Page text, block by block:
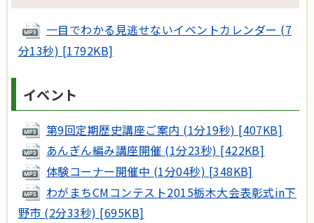
一目でわかる見逃せないイベントカレンダー (7
分13秒) [1792KB]
イベント
第9回定期歴史講座ご案内 (1分19秒) [407KB]
あんぎん編み講座開催 (1分23秒) [422KB]
体験コーナー開催中 (1分04秒) [348KB]
わがまちCMコンテスト2015栃木大会表彰式in下
野市 (2分33秒) [695KB]